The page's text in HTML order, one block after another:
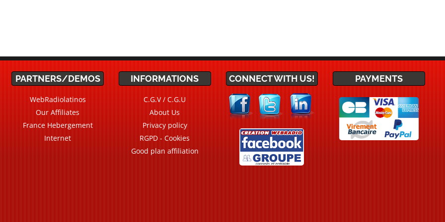
PARTNERS/DEMOS
WebRadiolatinos
Our Affiliates
France Hebergement
Internet
INFORMATIONS
C.G.V / C.G.U
About Us
Privacy policy
RGPD - Cookies
Good plan affiliation
CONNECT WITH US! PAYMENTS